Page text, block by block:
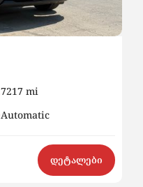
7217 mi
Automatic
დეტალები